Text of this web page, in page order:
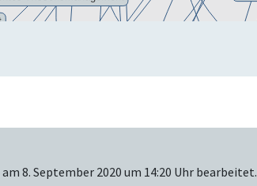
8. September 2020 um 14:20 Uhr bearbeitet.